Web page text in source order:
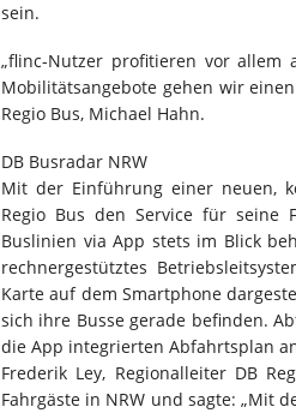
sein.
„flinc-Nutzer profitieren vor allem
Mobilitätsangebote gehen wir
Regio Bus, Michael Hahn.
DB Busradar NRW
Mit der Einführung einer neuen,
Regio Bus den Service für seine
Buslinien via App stets im Blick
rechnergestütztes
Karte auf dem Smartphone
sich ihre Busse gerade befinden.
die App integrierten Abfahrtsplan
Frederik Ley, Regionalleiter DB
Fahrgäste in NRW und sagte: „Mit